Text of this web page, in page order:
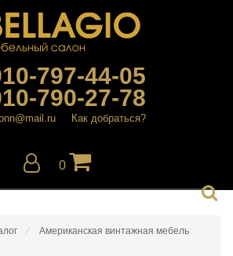
797-44-05
790-27-78
Как добраться?
0
Американская винтажная мебель